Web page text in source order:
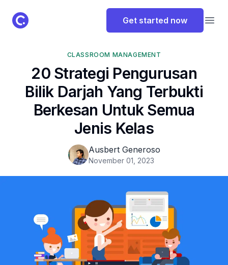
ClassPoint Logo Get started now
CLASSROOM MANAGEMENT
20 Strategi Pengurusan
Bilik Darjah Yang Terbukti
Berkesan Untuk Semua
Jenis Kelas
Ausbert Generoso
November 01, 2023